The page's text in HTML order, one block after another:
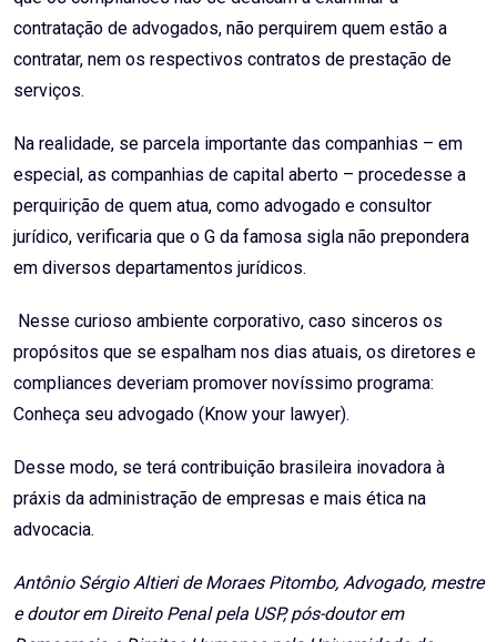
contratação de advogados, não perquirem quem estão a
contratar, nem os respectivos contratos de prestação de
serviços.
Na realidade, se parcela importante das companhias – em
especial, as companhias de capital aberto – procedesse a
perquirição de quem atua, como advogado e consultor
jurídico, verificaria que o G da famosa sigla não prepondera
em diversos departamentos jurídicos.
Nesse curioso ambiente corporativo, caso sinceros os
propósitos que se espalham nos dias atuais, os diretores e
compliances deveriam promover novíssimo programa:
Conheça seu advogado (Know your lawyer).
Desse modo, se terá contribuição brasileira inovadora à
práxis da administração de empresas e mais ética na
advocacia.
Antônio Sérgio Altieri de Moraes Pitombo, Advogado, mestre
e doutor em Direito Penal pela USP, pós-doutor em